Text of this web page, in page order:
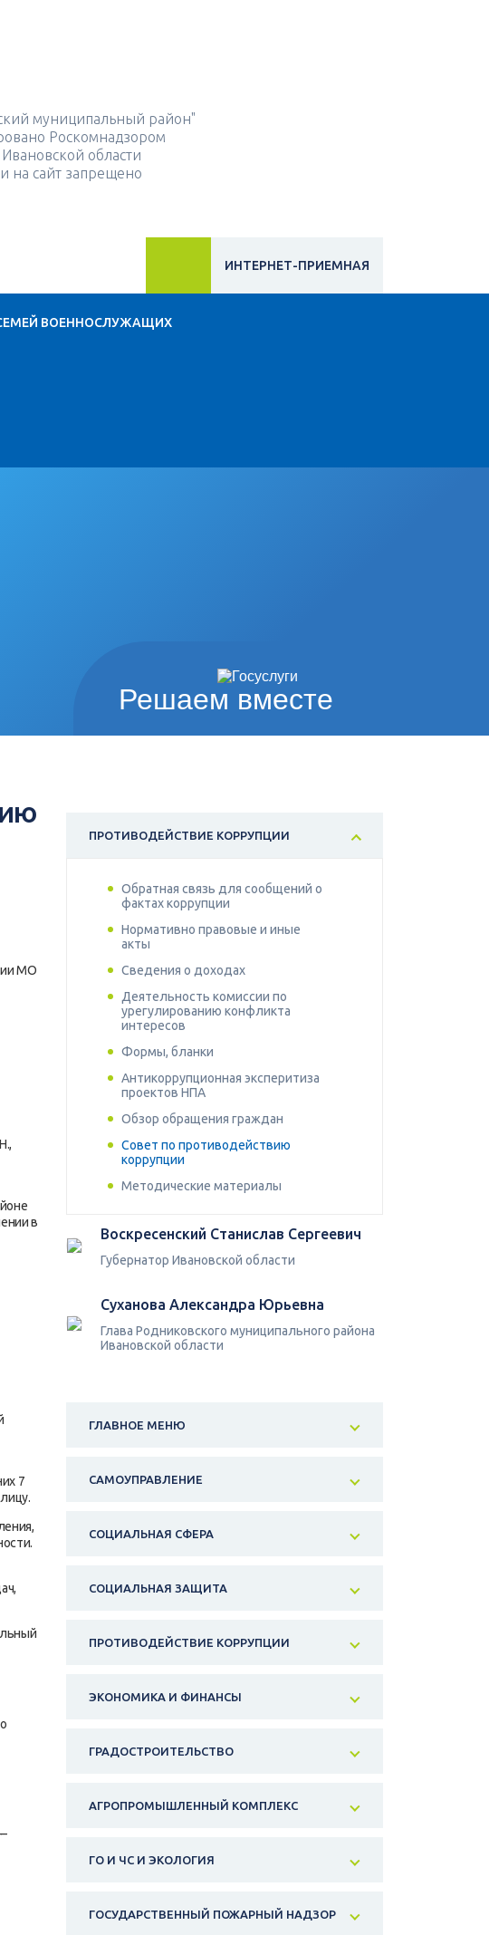
муниципальный район"
Роскомнадзором
области
на сайт запрещено
ИНТЕРНЕТ-ПРИЕМНАЯ
ВОЕННОСЛУЖАЩИХ
Решаем вместе
МО
в
7
ПРОТИВОДЕЙСТВИЕ КОРРУПЦИИ
Обратная связь для сообщений о
фактах коррупции
Нормативно правовые и иные
акты
Сведения о доходах
Деятельность комиссии по
урегулированию конфликта
интересов
Формы, бланки
Антикоррупционная эксперитиза
проектов НПА
Обзор обращения граждан
Совет по противодействию
коррупции
Методические материалы
Воскресенский Станислав Сергеевич
Губернатор Ивановской области
Суханова Александра Юрьевна
Глава Родниковского муниципального района
Ивановской области
ГЛАВНОЕ МЕНЮ
САМОУПРАВЛЕНИЕ
СОЦИАЛЬНАЯ СФЕРА
СОЦИАЛЬНАЯ ЗАЩИТА
ПРОТИВОДЕЙСТВИЕ КОРРУПЦИИ
ЭКОНОМИКА И ФИНАНСЫ
ГРАДОСТРОИТЕЛЬСТВО
АГРОПРОМЫШЛЕННЫЙ КОМПЛЕКС
ГО И ЧС И ЭКОЛОГИЯ
ГОСУДАРСТВЕННЫЙ ПОЖАРНЫЙ НАДЗОР